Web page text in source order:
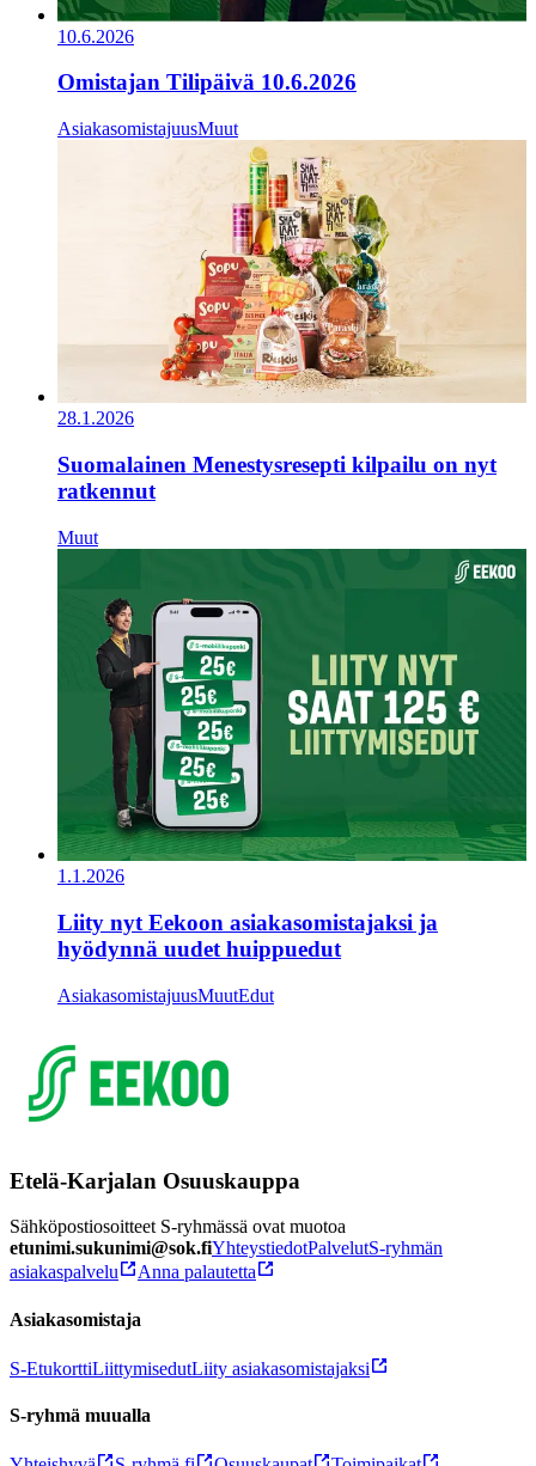
10.6.2026
Omistajan Tilipäivä 10.6.2026
AsiakasomistajuusMuut
28.1.2026
Suomalainen Menestysresepti kilpailu on nyt
ratkennut
Muut
1.1.2026
Liity nyt Eekoon asiakasomistajaksi ja
hyödynnä uudet huippuedut
AsiakasomistajuusMuutEdut
Etelä-Karjalan Osuuskauppa
Sähköpostiosoitteet S-ryhmässä ovat muotoa
etunimi.sukunimi@sok.fiYhteystiedotPalvelutS-ryhmän
asiakaspalvelu
Anna palautetta
Asiakasomistaja
S-EtukorttiLiittymisedutLiity asiakasomistajaksi
S-ryhmä muualla